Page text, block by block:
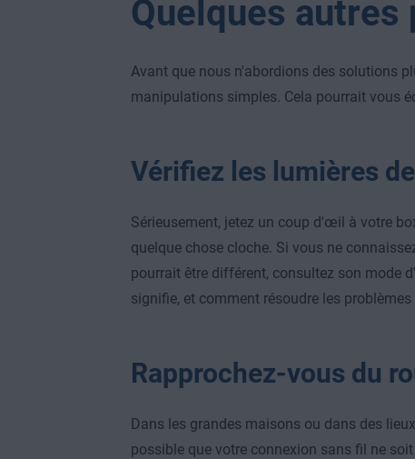
Quelques
Avant que nous n'abordions des solutions
manipulations simples. Cela pourrait vous
Vérifiez les lumières
Sérieusement, jetez un coup d'œil à votre
quelque chose cloche. Si vous ne
pourrait être différent, consultez son mode
signifie, et comment résoudre les
Rapprochez-vous du
Dans les grandes maisons ou dans des
possible que votre connexion sans fil ne